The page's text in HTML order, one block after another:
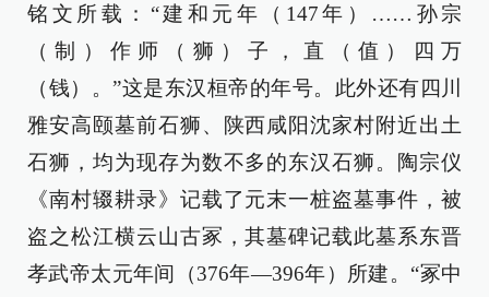
铭文所载：“建和元年（147年）……孙宗
（制）作师（狮）子，直（值）四万
（钱）。”这是东汉桓帝的年号。此外还有四川
雅安高颐墓前石狮、陕西咸阳沈家村附近出土
石狮，均为现存为数不多的东汉石狮。陶宗仪
《南村辍耕录》记载了元末一桩盗墓事件，被
盗之松江横云山古冢，其墓碑记载此墓系东晋
孝武帝太元年间（376年—396年）所建。“冢中